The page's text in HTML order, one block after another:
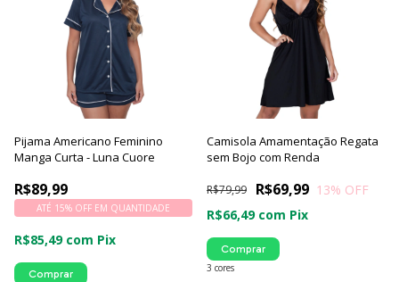
Pijama Americano Feminino
Manga Curta - Luna Cuore
R$89,99
ATÉ 15% OFF EM QUANTIDADE
R$85,49 com Pix
Comprar
Camisola Amamentação Regata
sem Bojo com Renda
R$69,99
R$79,99 13% OFF
R$66,49 com Pix
3 cores
Comprar